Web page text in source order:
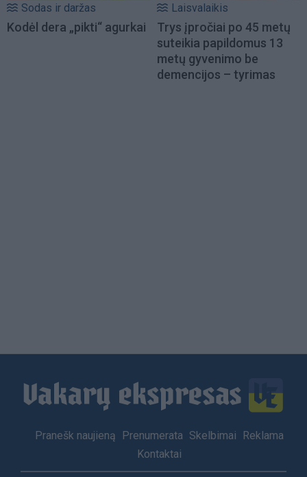
Sodas ir daržas
Kodėl dera „pikti“ agurkai
Laisvalaikis
Trys įpročiai po 45 metų
suteikia papildomus 13
metų gyvenimo be
demencijos – tyrimas
Footer
Pranešk naujieną Prenumerata Skelbimai
Reklama
Kontaktai